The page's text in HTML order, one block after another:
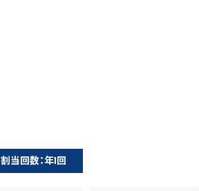
割当回数：年1回